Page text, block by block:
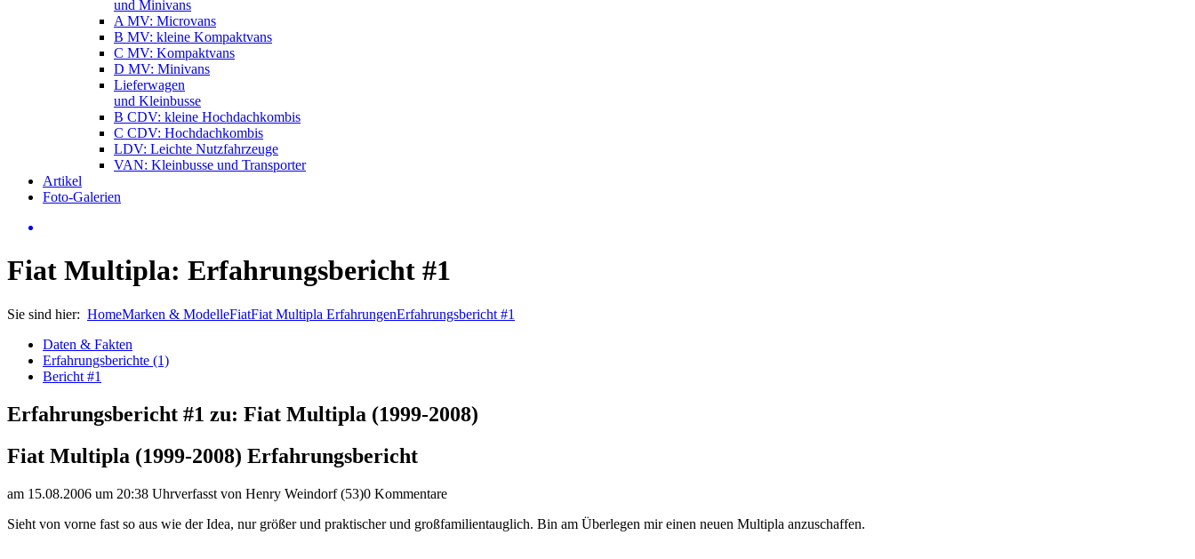
und Minivans
A MV: Microvans
B MV: kleine Kompaktvans
C MV: Kompaktvans
D MV: Minivans
Lieferwagen
und Kleinbusse
B CDV: kleine Hochdachkombis
C CDV: Hochdachkombis
LDV: Leichte Nutzfahrzeuge
VAN: Kleinbusse und Transporter
Artikel
Foto-Galerien
Fiat Multipla: Erfahrungsbericht #1
Sie sind hier: HomeMarken & ModelleFiatFiat Multipla ErfahrungenErfahrungsbericht #1
Daten & Fakten
Erfahrungsberichte (1)
Bericht #1
Erfahrungsbericht #1 zu: Fiat Multipla (1999-2008)
Fiat Multipla (1999-2008) Erfahrungsbericht
am 15.08.2006 um 20:38 Uhrverfasst von Henry Weindorf (53)0 Kommentare
Sieht von vorne fast so aus wie der Idea, nur größer und praktischer und großfamilientauglich. Bin am Überlegen mir einen neuen Multipla anzuschaffen.